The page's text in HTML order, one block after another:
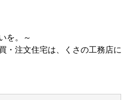
を。～
・注文住宅は、くさの工務店に